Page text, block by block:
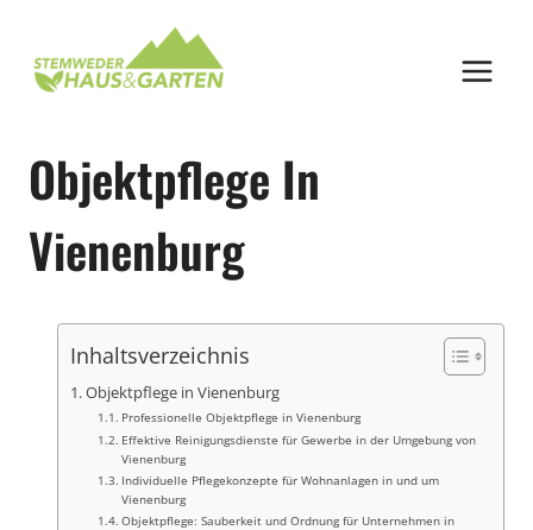
springen
Objektpflege In
Vienenburg
Inhaltsverzeichnis
Objektpflege in Vienenburg
Professionelle Objektpflege in Vienenburg
Effektive Reinigungsdienste für Gewerbe in der Umgebung von
Vienenburg
Individuelle Pflegekonzepte für Wohnanlagen in und um
Vienenburg
Objektpflege: Sauberkeit und Ordnung für Unternehmen in